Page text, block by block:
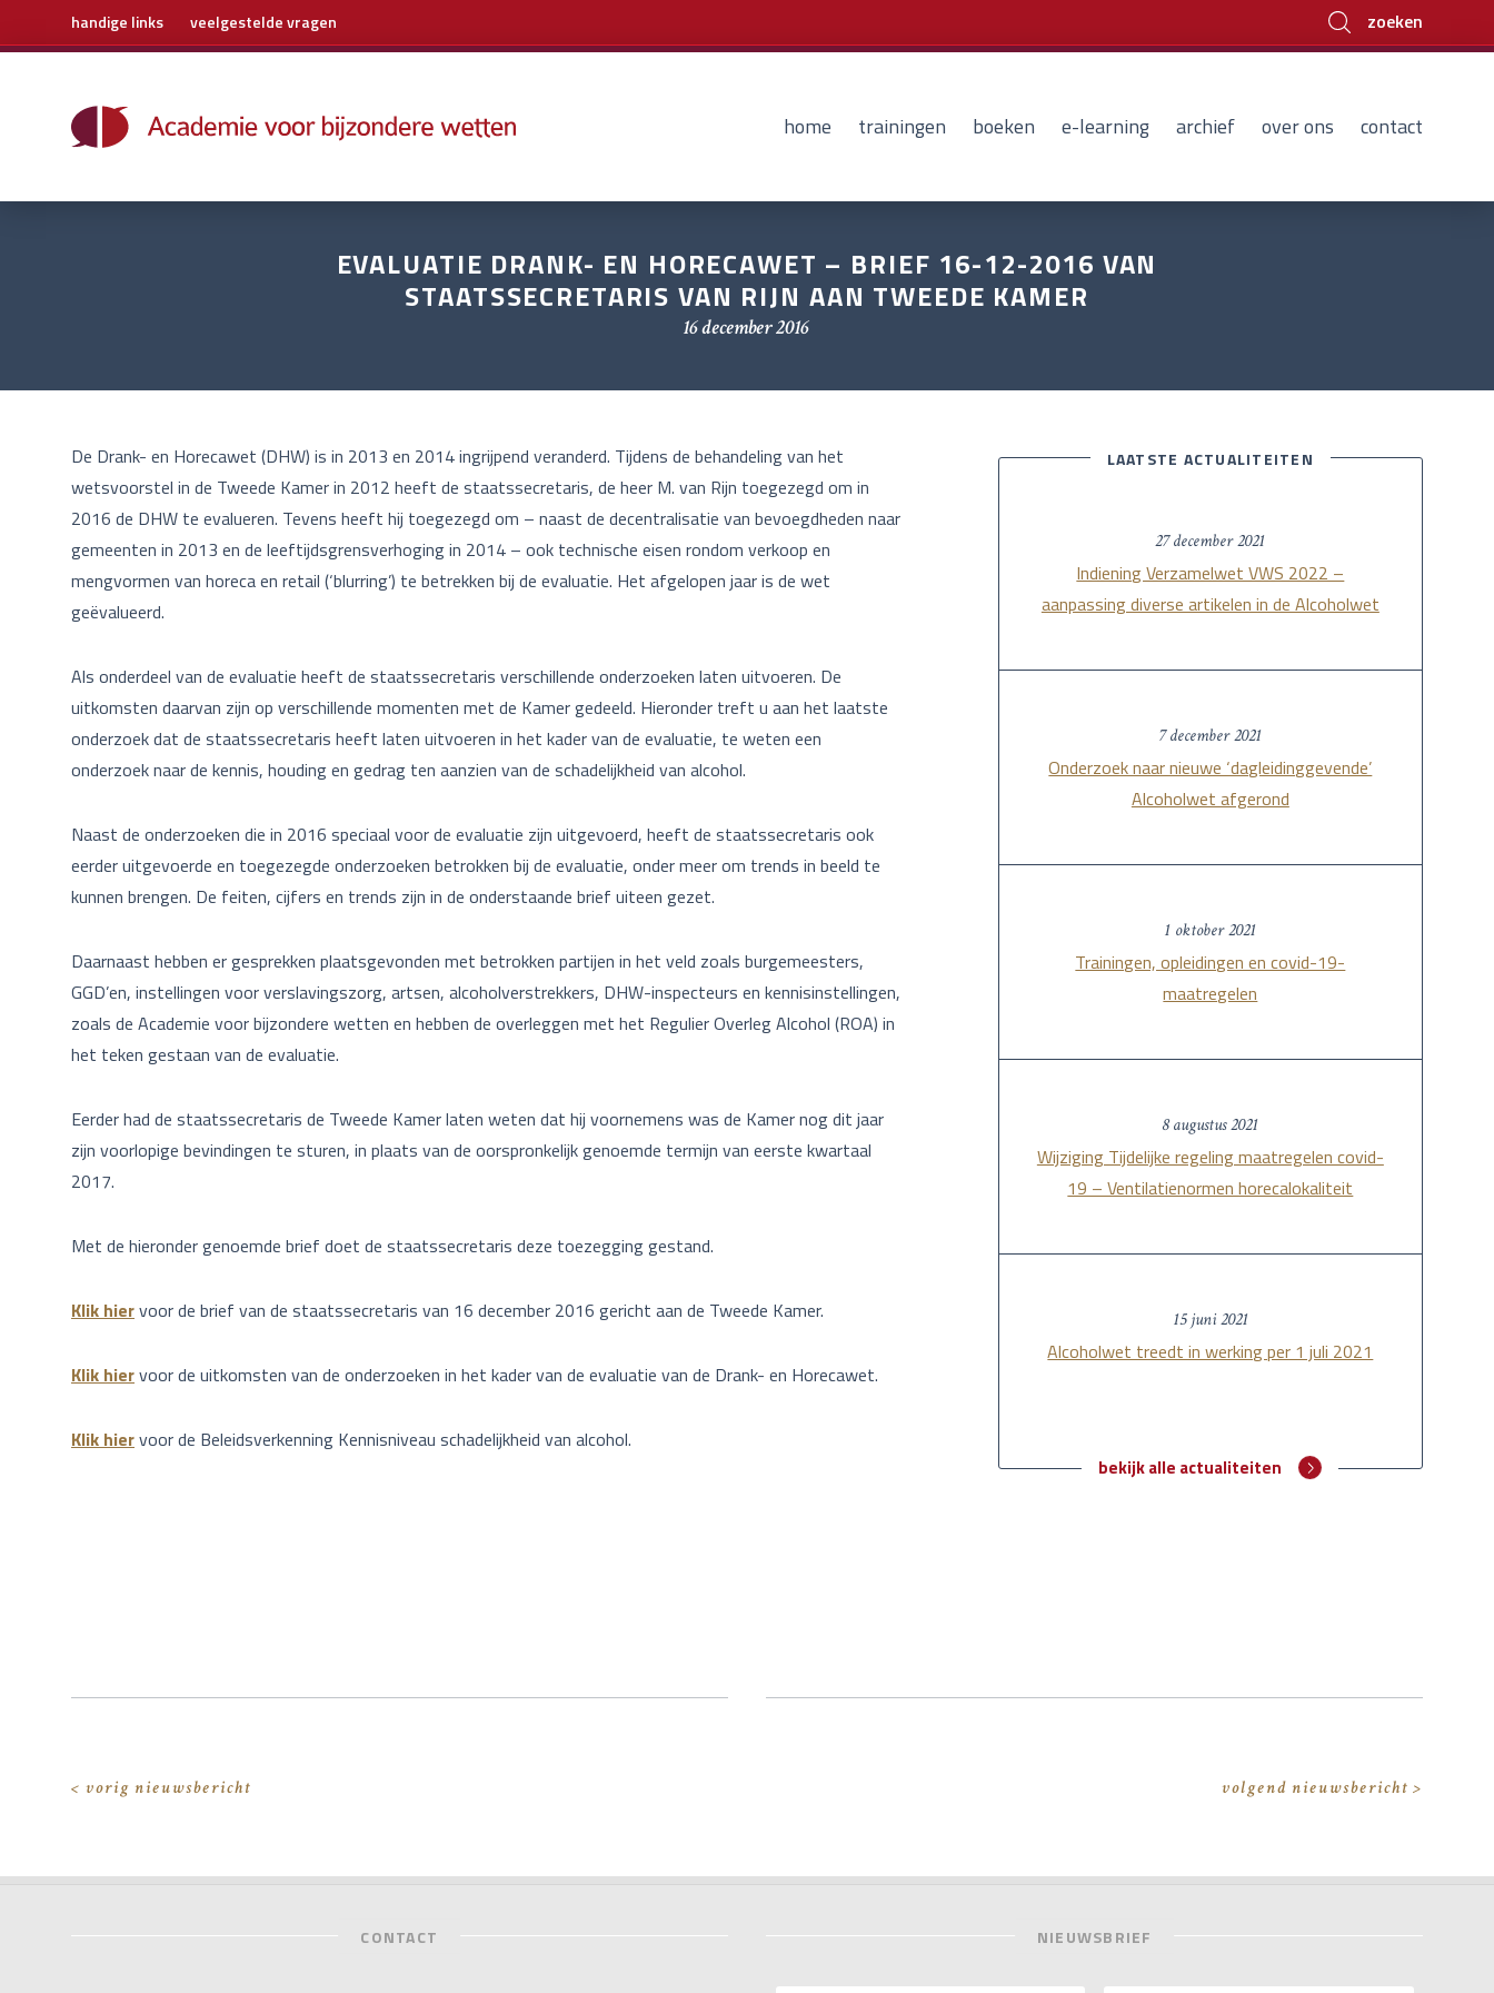
handige links veelgestelde vragen zoeken
Home
Trainingen
home trainingen boeken e-learning archief over ons contact
EVALUATIE DRANK- EN HORECAWET – BRIEF 16-12-2016 VAN
STAATSSECRETARIS VAN RIJN AAN TWEEDE KAMER
16 december 2016
De Drank- en Horecawet (DHW) is in 2013 en 2014 ingrijpend veranderd. Tijdens de behandeling van het
wetsvoorstel in de Tweede Kamer in 2012 heeft de staatssecretaris, de heer M. van Rijn toegezegd om in
2016 de DHW te evalueren. Tevens heeft hij toegezegd om – naast de decentralisatie van bevoegdheden naar
gemeenten in 2013 en de leeftijdsgrensverhoging in 2014 – ook technische eisen rondom verkoop en
mengvormen van horeca en retail (‘blurring’) te betrekken bij de evaluatie. Het afgelopen jaar is de wet
geëvalueerd.
Als onderdeel van de evaluatie heeft de staatssecretaris verschillende onderzoeken laten uitvoeren. De
uitkomsten daarvan zijn op verschillende momenten met de Kamer gedeeld. Hieronder treft u aan het laatste
onderzoek dat de staatssecretaris heeft laten uitvoeren in het kader van de evaluatie, te weten een
onderzoek naar de kennis, houding en gedrag ten aanzien van de schadelijkheid van alcohol.
Naast de onderzoeken die in 2016 speciaal voor de evaluatie zijn uitgevoerd, heeft de staatssecretaris ook
eerder uitgevoerde en toegezegde onderzoeken betrokken bij de evaluatie, onder meer om trends in beeld te
kunnen brengen. De feiten, cijfers en trends zijn in de onderstaande brief uiteen gezet.
Daarnaast hebben er gesprekken plaatsgevonden met betrokken partijen in het veld zoals burgemeesters,
GGD’en, instellingen voor verslavingszorg, artsen, alcoholverstrekkers, DHW-inspecteurs en kennisinstellingen,
zoals de Academie voor bijzondere wetten en hebben de overleggen met het Regulier Overleg Alcohol (ROA) in
het teken gestaan van de evaluatie.
Eerder had de staatssecretaris de Tweede Kamer laten weten dat hij voornemens was de Kamer nog dit jaar
zijn voorlopige bevindingen te sturen, in plaats van de oorspronkelijk genoemde termijn van eerste kwartaal
2017.
Met de hieronder genoemde brief doet de staatssecretaris deze toezegging gestand.
Klik hiervoor de brief van de staatssecretaris van 16 december 2016 gericht aan de Tweede Kamer.
Klik hiervoor de uitkomsten van de onderzoeken in het kader van de evaluatie van de Drank- en Horecawet.
Klik hiervoor de Beleidsverkenning Kennisniveau schadelijkheid van alcohol.
LAATSTE ACTUALITEITEN
Indiening Verzamelwet VWS 2022 –
aanpassing diverse artikelen in de Alcoholwet
27 december 2021
Onderzoek naar nieuwe ‘dagleidinggevende’
Alcoholwet afgerond
7 december 2021
Trainingen, opleidingen en covid-19-
maatregelen
1 oktober 2021
Wijziging Tijdelijke regeling maatregelen covid-
19 – Ventilatienormen horecalokaliteit
8 augustus 2021
Alcoholwet treedt in werking per 1 juli 2021
15 juni 2021
bekijk alle actualiteiten
< vorig nieuwsbericht volgend nieuwsbericht >
CONTACT NIEUWSBRIEF